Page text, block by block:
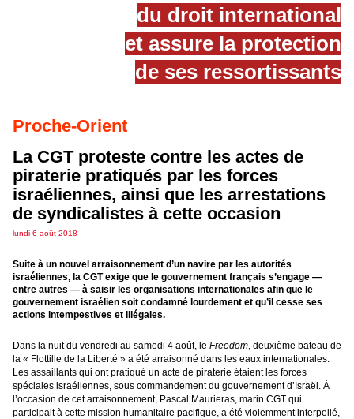
du droit international
et assure la protection
de ses ressortissants
Proche-Orient
La CGT proteste contre les actes de
piraterie pratiqués par les forces
israéliennes, ainsi que les arrestations
de syndicalistes à cette occasion
lundi 6 août 2018
Suite à un nouvel arraisonnement d’un navire par les autorités
israéliennes, la CGT exige que le gouvernement français s’engage —
entre autres — à saisir les organisations internationales afin que le
gouvernement israélien soit condamné lourdement et qu’il cesse ses
actions intempestives et illégales.
Dans la nuit du vendredi au samedi 4 août, le Freedom, deuxième bateau de
la « Flottille de la Liberté » a été arraisonné dans les eaux internationales.
Les assaillants qui ont pratiqué un acte de piraterie étaient les forces
spéciales israéliennes, sous commandement du gouvernement d’Israël. À
l’occasion de cet arraisonnement, Pascal Maurieras, marin CGT qui
participait à cette mission humanitaire pacifique, a été violemment interpellé,